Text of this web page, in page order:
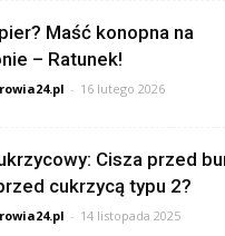
Maść konopna na
– Ratunek!
- 16 lutego 2026
Cisza przed
cukrzycą typu 2?
- 14 listopada 2025